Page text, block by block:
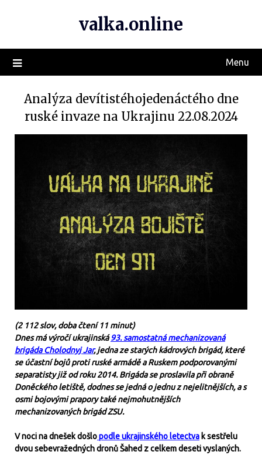
valka.online
Menu
Analýza devítistéhojedenáctého dne
ruské invaze na Ukrajinu 22.08.2024
(2 112 slov, doba čtení 11 minut)
Dnes má výročí ukrajinská93. samostatná mechanizovaná
brigáda Cholodnyj Jar, jedna ze starých kádrových brigád, které
se účastní bojů proti ruské armádě a Ruskem podporovanými
separatisty již od roku 2014. Brigáda se proslavila při obraně
Doněckého letiště, dodnes se jedná o jednu z nejelitnějších, a s
osmi bojovými prapory také nejmohutnějších
mechanizovaných brigád ZSU.
V noci na dnešek došlopodle ukrajinského letectva k sestřelu
dvou sebevražedných dronů Šahed z celkem deseti vyslaných.